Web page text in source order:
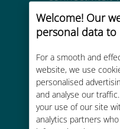
Welcome! Our
personal data
For a smooth and
website, we use
personalised
and analyse our
your use of our site
analytics partners
meer dan
Tot 90%